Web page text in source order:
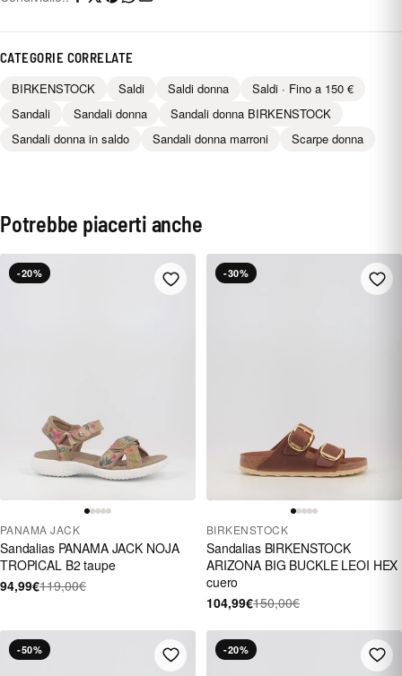
CATEGORIE CORRELATE
BIRKENSTOCK Saldi Saldi donna
Saldi · Fino a 150 €
Sandali
Sandali donna
Sandali donna BIRKENSTOCK
Sandali donna in saldo
Sandali donna marroni Scarpe donna
Potrebbe piacerti anche
-20%
PANAMA JACK
Sandalias PANAMA JACK NOJA
TROPICAL B2 taupe
94,99€119,00€
-30%
BIRKENSTOCK
Sandalias BIRKENSTOCK
ARIZONA BIG BUCKLE LEOI HEX
cuero
104,99€150,00€
-50% -20%